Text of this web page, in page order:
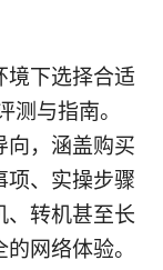
境下选择合适
与指南。
向，涵盖购买
项、实操步骤
、转机甚至长
网络体验。